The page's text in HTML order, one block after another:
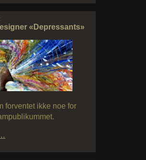
«Depressants»
forventet ikke noe for